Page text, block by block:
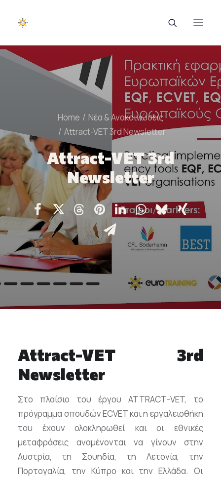
EUROTRAINING
ΣΑΕΚ
Σεμινάρια
Ευρωπαϊκά Προγράμματα
Εθνικά Προγράμματα
Voucher
Νέα & Ανακοινώσεις
Επικοινωνία
Ευκαιρίες Καριέρας
Voucher
Home
Νέα & Ανακοινώσεις
Attract-VET 3rd Newsletter
Attract-VET 3rd
Newsletter
Attract-VET 3rd
Newsletter
Στο πλαίσιο του έργου ATTRACT-VET, το
πρόγραμμα σπουδών ECVET και η εργαλειοθήκη
του έχουν ολοκληρωθεί και οι εθνικές
μεταφράσεις αναμένονται να γίνουν στην
Αυστρία, τη Σουηδία, τη Λετονία, την
Πορτογαλία, την Κύπρο και την Ελλάδα. Οι